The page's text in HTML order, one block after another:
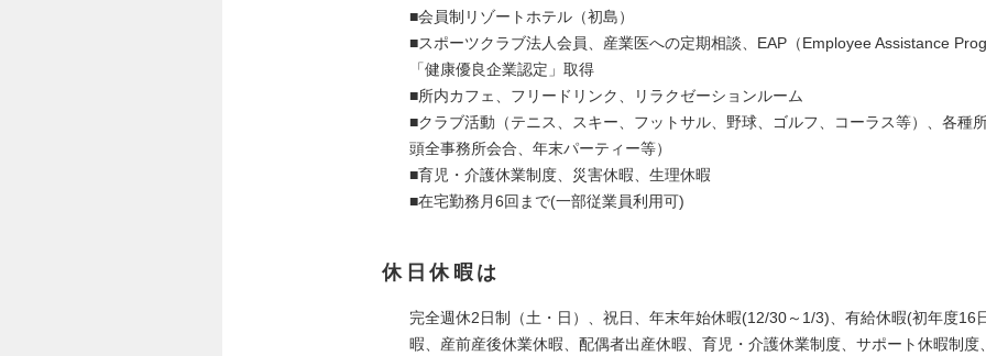
■会員制リゾートホテル（初島）
■スポーツクラブ法人会員、産業医への定期相談、EAP（Employee Assistance
「健康優良企業認定」取得
■所内カフェ、フリードリンク、リラクゼーションルーム
■クラブ活動（テニス、スキー、フットサル、野球、ゴルフ、コーラス等）、各種
頭全事務所会合、年末パーティー等）
■育児・介護休業制度、災害休暇、生理休暇
■在宅勤務月6回まで(一部従業員利用可)
休日休暇は
完全週休2日制（土・日）、祝日、年末年始休暇(12/30～1/3)、有給休暇(初年度16
暇、産前産後休業休暇、配偶者出産休暇、育児・介護休業制度、サポート休暇制度